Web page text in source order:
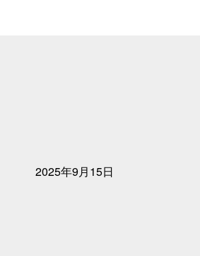
2025年9月15日